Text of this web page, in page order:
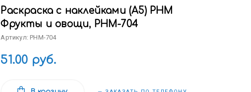
Раскраска с наклейками (А5) РНМ
Фрукты и овощи, РНМ-704
Артикул: РНМ-704
51.00 руб.